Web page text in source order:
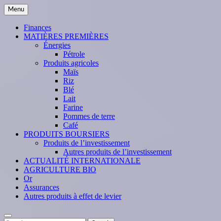
Skip
to
content
Menu
Finances
MATIÈRES PREMIÈRES
Énergies
Pétrole
Produits agricoles
Maïs
Riz
Blé
Lait
Farine
Pommes de terre
Café
PRODUITS BOURSIERS
Produits de l’investissement
Autres produits de l’investissement
ACTUALITÉ INTERNATIONALE
AGRICULTURE BIO
Or
Assurances
Autres produits à effet de levier
Search